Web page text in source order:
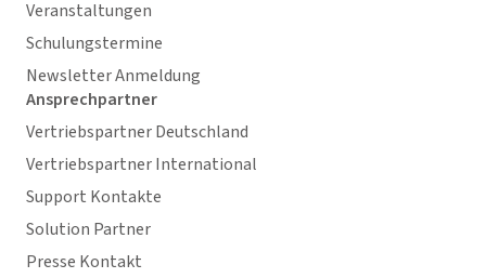
Veranstaltungen
Schulungstermine
Newsletter Anmeldung
Ansprechpartner
Vertriebspartner Deutschland
Vertriebspartner International
Support Kontakte
Solution Partner
Presse Kontakt